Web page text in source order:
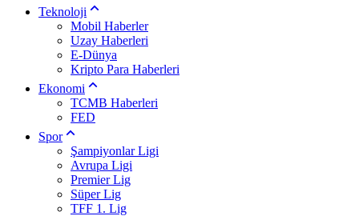
Teknoloji
Mobil Haberler
Uzay Haberleri
E-Dünya
Kripto Para Haberleri
Ekonomi
TCMB Haberleri
FED
Spor
Şampiyonlar Ligi
Avrupa Ligi
Premier Lig
Süper Lig
TFF 1. Lig